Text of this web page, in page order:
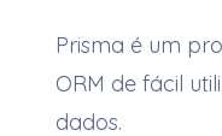
Prisma é um
ORM de fácil
dados.